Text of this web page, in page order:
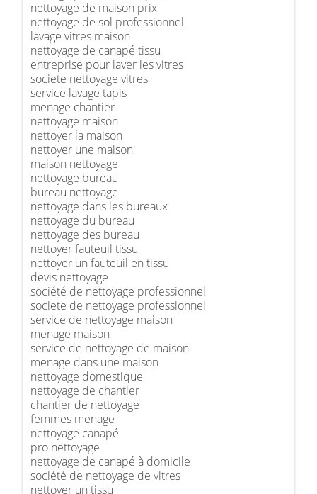
nettoyage de maison prix
nettoyage de sol professionnel
lavage vitres maison
nettoyage de canapé tissu
entreprise pour laver les vitres
societe nettoyage vitres
service lavage tapis
menage chantier
nettoyage maison
nettoyer la maison
nettoyer une maison
maison nettoyage
nettoyage bureau
bureau nettoyage
nettoyage dans les bureaux
nettoyage du bureau
nettoyage des bureau
nettoyer fauteuil tissu
nettoyer un fauteuil en tissu
devis nettoyage
société de nettoyage professionnel
societe de nettoyage professionnel
service de nettoyage maison
menage maison
service de nettoyage de maison
menage dans une maison
nettoyage domestique
nettoyage de chantier
chantier de nettoyage
femmes menage
nettoyage canapé
pro nettoyage
nettoyage de canapé à domicile
société de nettoyage de vitres
nettoyer un tissu